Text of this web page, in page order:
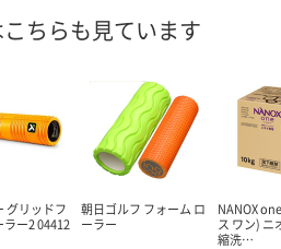
ちらも見ています
グリッドフ
ラー2 04412
朝日ゴルフ フォーム ロ
ーラー
NANOX
ス ワン) ニ
縮洗…